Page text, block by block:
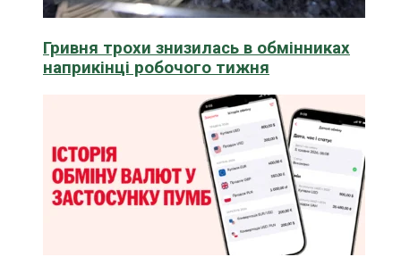
Гривня трохи знизилась в обмінниках
наприкінці робочого тижня